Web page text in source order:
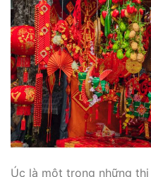
Úc là một trong những